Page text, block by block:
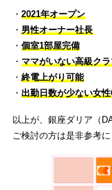
・ 2021年オープン
・ 男性オーナー社長
・ 個室1部屋完備
・ ママがいない高級ク
・ 終電上がり可能
・ 出勤日数が少ない女
以上が、銀座ダリア（
ご検討の方は是非参考